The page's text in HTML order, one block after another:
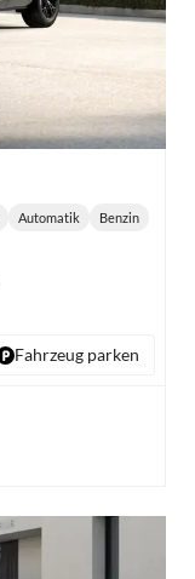
Automatik Benzin
Fahrzeug parken